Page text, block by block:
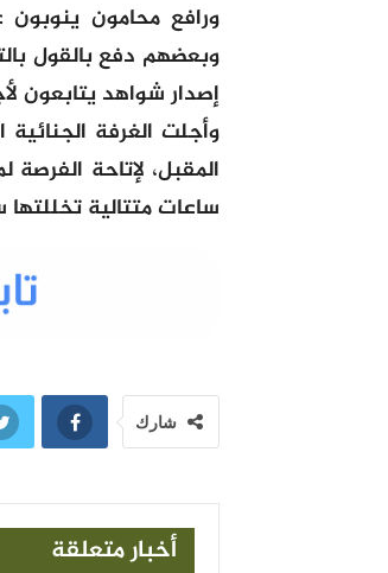
ورافع محامون
إصدار شواهد يتابعون
وأجلت الغرفة الجنائية
ساعات متتالية
شارك
أخبار متعلقة